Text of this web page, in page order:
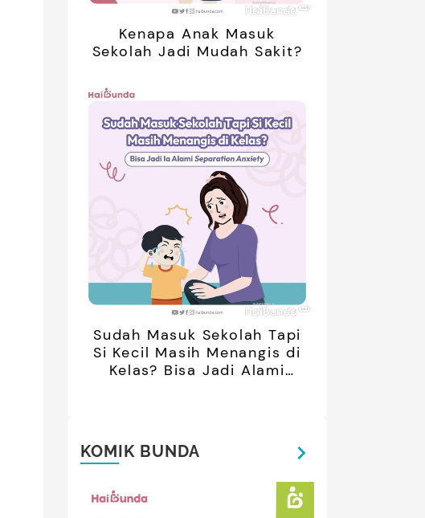
Kenapa Anak Masuk
Sekolah Jadi Mudah Sakit?
Sudah Masuk Sekolah Tapi
Si Kecil Masih Menangis di
Kelas? Bisa Jadi Alami
KOMIK BUNDA